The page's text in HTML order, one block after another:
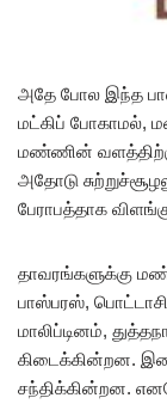
அதே போல இந்த
மட்கிப் போகாமல்,
மண்ணின்
அதோடு
பேராபத்தாக
தாவரங்களுக்கு
பாஸ்பரஸ்,
மாலிப்டினம்,
கிடைக்கின்றன.
சந்திக்கின்றன.